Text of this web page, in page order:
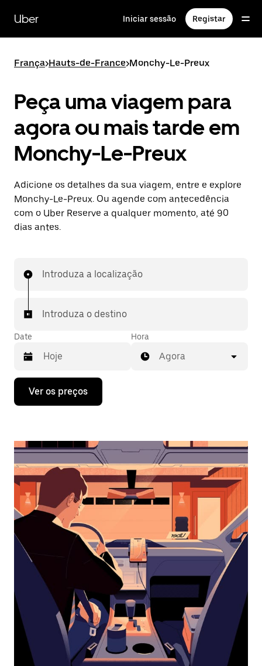
para
conteúdo
Uber Iniciar sessão Registar
França>Hauts-de-France>Monchy-Le-Preux
Peça uma viagem para
agora ou mais tarde em
Monchy-Le-Preux
Adicione os detalhes da sua viagem, entre e explore
Monchy-Le-Preux. Ou agende com antecedência
com o Uber Reserve a qualquer momento, até 90
dias antes.
Introduza a localização
Introduza o destino
Date
Prima
tecla
interagir
o
calendário
selecionar
uma
data.
Prima
o
botão
o
calendário.
Hora
Agora
Ver os preços